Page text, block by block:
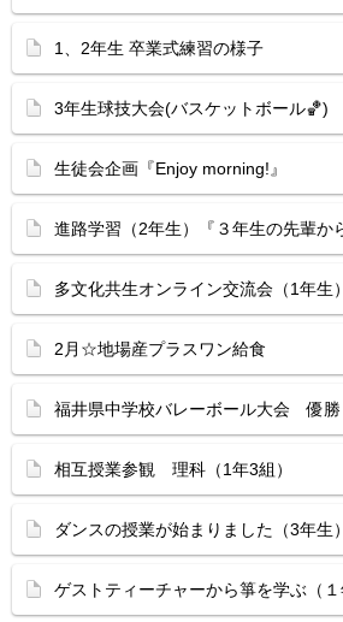
1、2年生 卒業式練習の様子
3年生球技大会(バスケットボール🏀)
生徒会企画『Enjoy morning!』
進路学習（2年生）『３年生の先輩か
多文化共生オンライン交流会（1年生）
2月☆地場産プラスワン給食
福井県中学校バレーボール大会 優勝
相互授業参観 理科（1年3組）
ダンスの授業が始まりました（3年生）
ゲストティーチャーから箏を学ぶ（